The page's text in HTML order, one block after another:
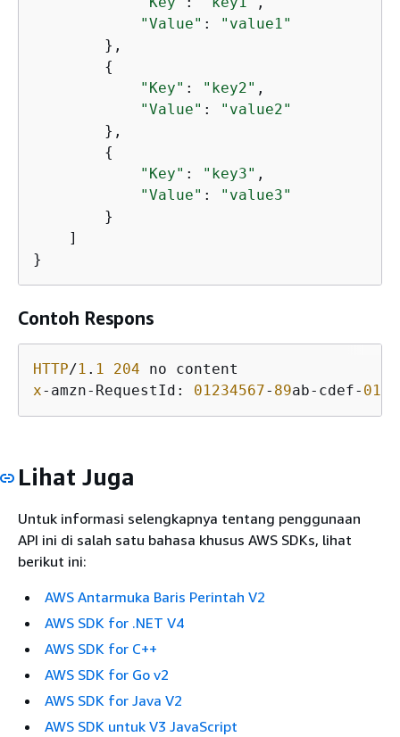
"Value" :
"value1"
        },
{
"Key" : "key2" ,
"Value" :
"value2"
        },
{
"Key" : "key3" ,
"Value" :
"value3"
        }
    ]
Contoh Respons
HTTP/1 . 1 204
x-amzn-RequestId: 01234567- 89ab-cdef- 0123
Lihat Juga
Untuk informasi selengkapnya tentang penggunaan
API ini di salah satu bahasa khusus AWS SDKs, lihat
berikut ini:
AWS Antarmuka Baris Perintah V2
AWS SDK for .NET V4
AWS SDK for C++
AWS SDK for Go v2
AWS SDK for Java V2
AWS SDK untuk V3 JavaScript